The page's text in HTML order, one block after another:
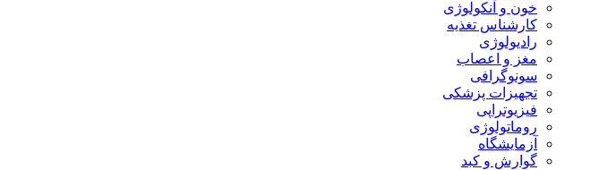
خون و آنکولوژی
کارشناس تغذیه
رادیولوژی
مغز و اعصاب
سونوگرافی
تجهیزات پزشکی
فیزیوتراپی
روماتولوژی
آزمایشگاه
گوارش و کبد